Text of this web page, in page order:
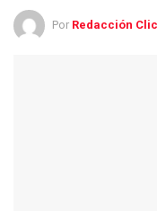
Por Redacción